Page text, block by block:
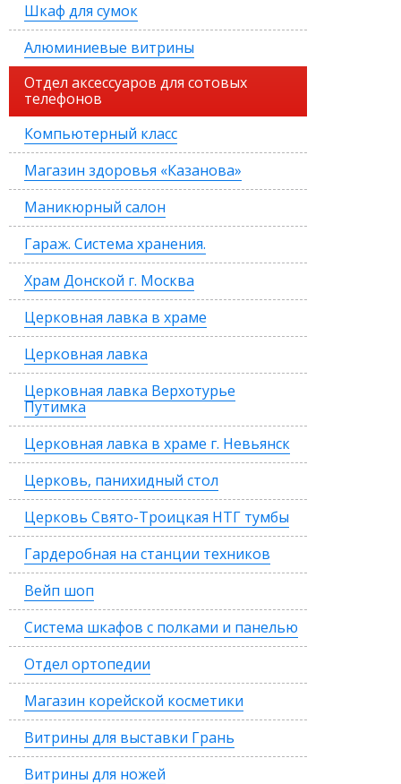
Шкаф для сумок
Алюминиевые витрины
Отдел аксессуаров для сотовых
телефонов
Компьютерный класс
Магазин здоровья «Казанова»
Маникюрный салон
Гараж. Система хранения.
Храм Донской г. Москва
Церковная лавка в храме
Церковная лавка
Церковная лавка Верхотурье
Путимка
Церковная лавка в храме г. Невьянск
Церковь, панихидный стол
Церковь Свято-Троицкая НТГ тумбы
Гардеробная на станции техников
Вейп шоп
Система шкафов с полками и панелью
Отдел ортопедии
Магазин корейской косметики
Витрины для выставки Грань
Витрины для ножей